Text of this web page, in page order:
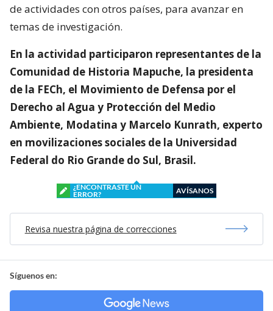
de actividades con otros países, para avanzar en
temas de investigación.
En la actividad participaron representantes de la
Comunidad de Historia Mapuche, la presidenta
de la FECh, el Movimiento de Defensa por el
Derecho al Agua y Protección del Medio
Ambiente, Modatina y Marcelo Kunrath, experto
en movilizaciones sociales de la Universidad
Federal do Rio Grande do Sul, Brasil.
¿ENCONTRASTE UN
ERROR?
AVÍSANOS
Revisa nuestra página de correcciones
Síguenos en: